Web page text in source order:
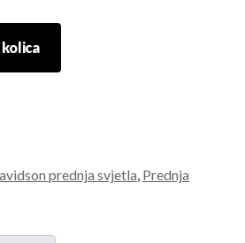
prednja svjetla Prednja